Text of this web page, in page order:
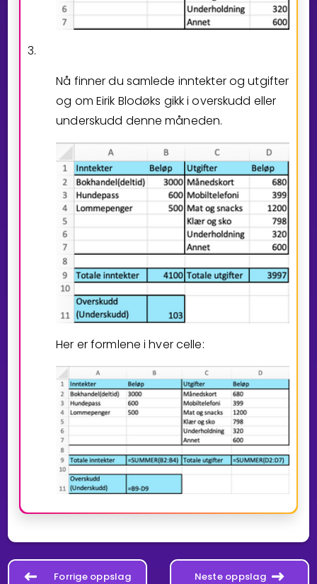
3.
Nå finner du samlede inntekter og utgifter
og om Eirik Blodøks gikk i overskudd eller
underskudd denne måneden.
Her er formlene i hver celle:
Forrige oppslag Neste oppslag